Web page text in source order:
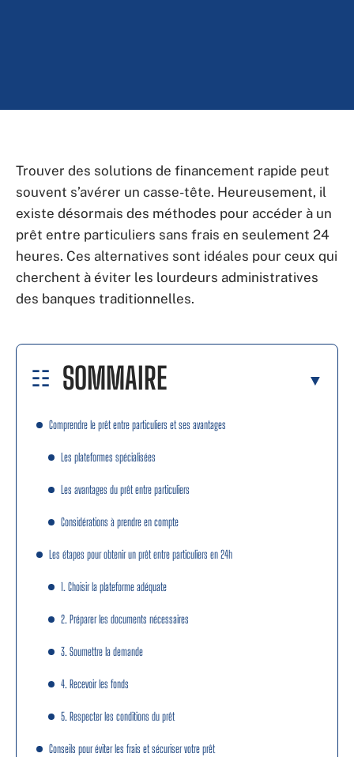
Trouver des solutions de financement rapide peut
souvent s’avérer un casse-tête. Heureusement, il
existe désormais des méthodes pour accéder à un
prêt entre particuliers sans frais en seulement 24
heures. Ces alternatives sont idéales pour ceux qui
cherchent à éviter les lourdeurs administratives
des banques traditionnelles.
SOMMAIRE
Comprendre le prêt entre particuliers et ses avantages
Les plateformes spécialisées
Les avantages du prêt entre particuliers
Considérations à prendre en compte
Les étapes pour obtenir un prêt entre particuliers en 24h
1. Choisir la plateforme adéquate
2. Préparer les documents nécessaires
3. Soumettre la demande
4. Recevoir les fonds
5. Respecter les conditions du prêt
Conseils pour éviter les frais et sécuriser votre prêt